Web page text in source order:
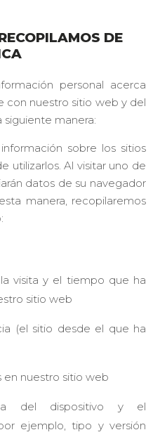
DE
personal acerca
con nuestro sitio web y del
siguiente manera:
sobre los sitios
utilizarlos. Al visitar uno de
datos de su navegador
manera, recopilaremos
visita y el tiempo que ha
sitio web
(el sitio desde el que ha
en nuestro sitio web
del dispositivo y el
ejemplo, tipo y versión